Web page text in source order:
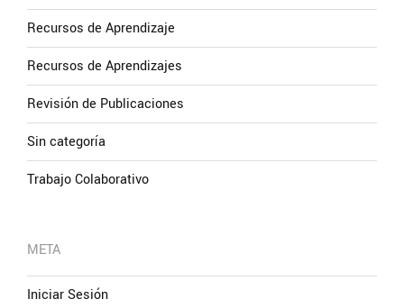
Recursos de Aprendizaje
Recursos de Aprendizajes
Revisión de Publicaciones
Sin categoría
Trabajo Colaborativo
META
Iniciar Sesión